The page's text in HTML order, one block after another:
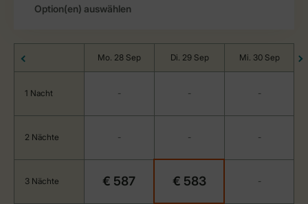
Mo. 28 Sep Di. 29 Sep Mi. 30 Sep
1 Nacht - - -
2 Nächte - - -
3 Nächte € 587 € 583 -